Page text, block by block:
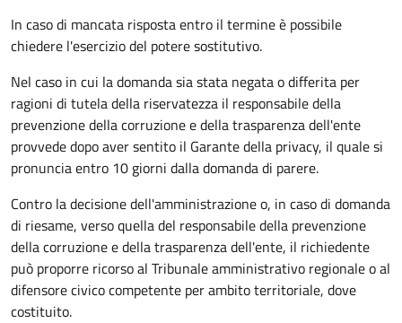
In caso di mancata risposta entro il termine è possibile
chiedere l'esercizio del potere sostitutivo.
Nel caso in cui la domanda sia stata negata o differita per
ragioni di tutela della riservatezza il responsabile della
prevenzione della corruzione e della trasparenza dell'ente
provvede dopo aver sentito il Garante della privacy, il quale si
pronuncia entro 10 giorni dalla domanda di parere.
Contro la decisione dell'amministrazione o, in caso di domanda
di riesame, verso quella del responsabile della prevenzione
della corruzione e della trasparenza dell'ente, il richiedente
può proporre ricorso al Tribunale amministrativo regionale o al
difensore civico competente per ambito territoriale, dove
costituito.